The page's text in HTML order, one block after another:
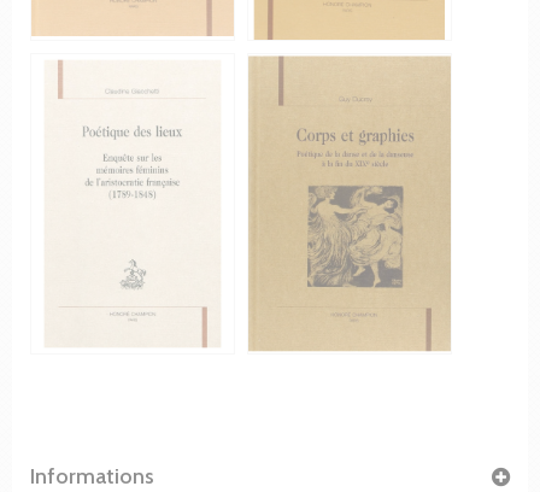
Informations